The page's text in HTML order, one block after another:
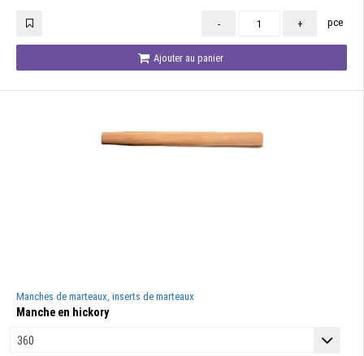
- + pce
Ajouter au panier
Manches de marteaux, inserts de marteaux
Manche en hickory